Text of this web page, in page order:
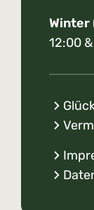
Winter
12:00